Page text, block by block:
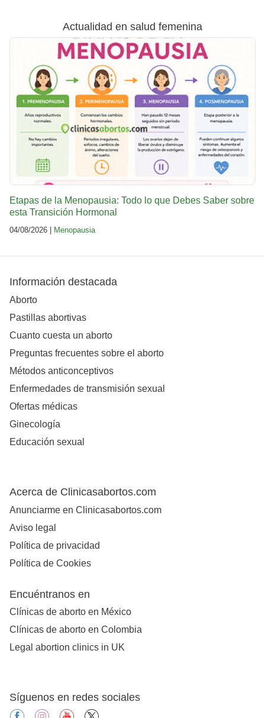
Actualidad en salud femenina
Etapas de la Menopausia: Todo lo que Debes Saber sobre
esta Transición Hormonal
04/08/2026 | Menopausia
Información destacada
Aborto
Pastillas abortivas
Cuanto cuesta un aborto
Preguntas frecuentes sobre el aborto
Métodos anticonceptivos
Enfermedades de transmisión sexual
Ofertas médicas
Ginecología
Educación sexual
Acerca de Clinicasabortos.com
Anunciarme en Clinicasabortos.com
Aviso legal
Política de privacidad
Política de Cookies
Encuéntranos en
Clínicas de aborto en México
Clínicas de aborto en Colombia
Legal abortion clinics in UK
Síguenos en redes sociales
facebookinstagramyoutube